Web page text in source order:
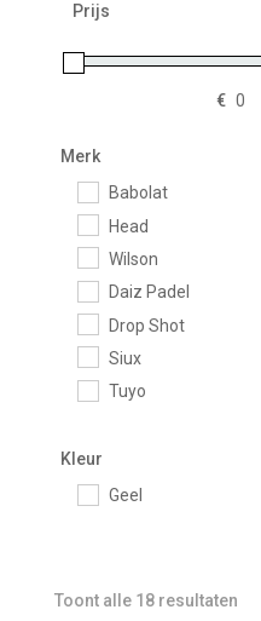
Prijs
€
Merk
Babolat
Head
Wilson
Daiz Padel
Drop Shot
Siux
Tuyo
Kleur
Geel
Toont alle 18 resultaten